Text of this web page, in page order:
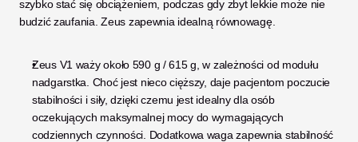
szybko stać się obciążeniem, podczas gdy zbyt lekkie może nie
budzić zaufania. Zeus zapewnia idealną równowagę.
Zeus V1 waży około 590 g / 615 g, w zależności od modułu
nadgarstka. Choć jest nieco cięższy, daje pacjentom poczucie
stabilności i siły, dzięki czemu jest idealny dla osób
oczekujących maksymalnej mocy do wymagających
codziennych czynności. Dodatkowa waga zapewnia stabilność